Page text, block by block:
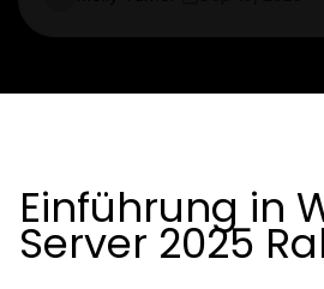
Einführung in
Server 2025